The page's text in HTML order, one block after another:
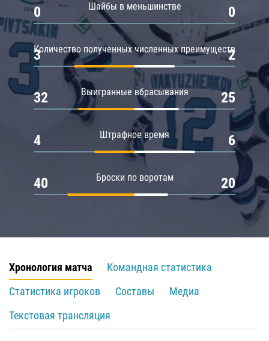
Шайбы в меньшинстве
0 0
Количество полученных численных преимуществ
3 2
Выигранные вбрасывания
32 25
Штрафное время
4 6
Броски по воротам
40 20
Хронология матча
Командная статистика
Статистика игроков
Составы
Медиа
Текстовая трансляция